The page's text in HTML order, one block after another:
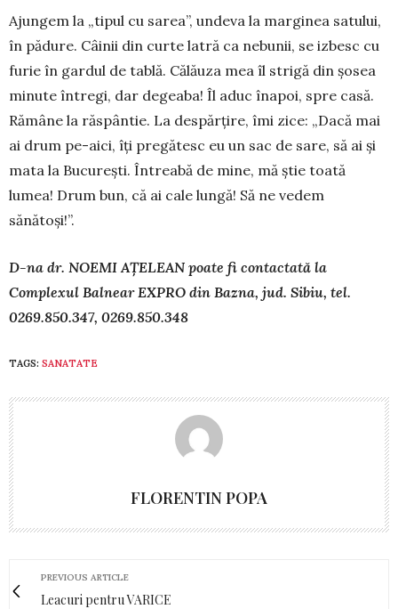
Ajungem la „tipul cu sarea”, undeva la mar­ginea satului,
în pădure. Câinii din curte latră ca nebunii, se izbesc cu
furie în gardul de tablă. Că­lăuza mea îl strigă din șosea
minute întregi, dar degeaba! Îl aduc înapoi, spre casă.
Rămâne la răs­pântie. La despărțire, îmi zice: „Dacă mai
ai drum pe-aici, îți pregătesc eu un sac de sare, să ai și
mata la București. Întreabă de mine, mă știe toată
lumea! Drum bun, că ai cale lungă! Să ne vedem
sănătoși!”.
D-na dr. NOEMI AȚELEAN poate fi contactată la
Complexul Balnear EXPRO din Bazna, jud. Sibiu, tel.
0269.850.347, 0269.850.348
TAGS: SANATATE
FLORENTIN POPA
PREVIOUS ARTICLE
Leacuri pentru VARICE